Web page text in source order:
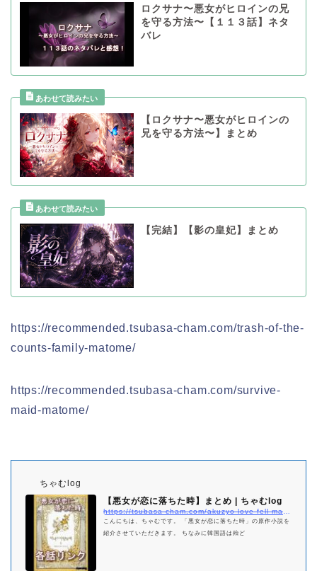
ロクサナ〜悪女がヒロインの兄
を守る方法〜【１１３話】ネタ
バレ
【ロクサナ〜悪女がヒロインの
兄を守る方法〜】まとめ
【完結】【影の皇妃】まとめ
https://recommended.tsubasa-cham.com/trash-of-the-
counts-family-matome/
https://recommended.tsubasa-cham.com/survive-
maid-matome/
ちゃむlog
【悪女が恋に落ちた時】まとめ | ちゃむlog
こんにちは、ちゃむです。 「悪女が恋に落ちた時」の原作小説を
紹介させていただきます。 ちなみに韓国語は殆ど